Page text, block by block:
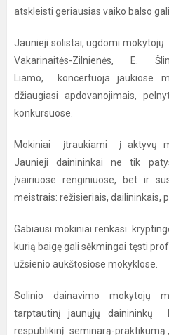
atskleisti geriausias vaiko balso
Jaunieji solistai, ugdomi mokytojų
Vakarinaitės-Zilnienės, E.
Liamo, koncertuoja jaukiose
džiaugiasi apdovanojimais,
konkursuose.
Mokiniai įtraukiami į aktyvų
Jaunieji dainininkai ne tik
įvairiuose renginiuose, bet ir
meistrais: režisieriais, dailininkais,
Gabiausi mokiniai renkasi
kurią baigę gali sėkmingai tęsti
užsienio aukštosiose mokyklose.
Solinio dainavimo mokytojų
tarptautinį jaunųjų dainininkų
respublikinį seminarą-praktikumą